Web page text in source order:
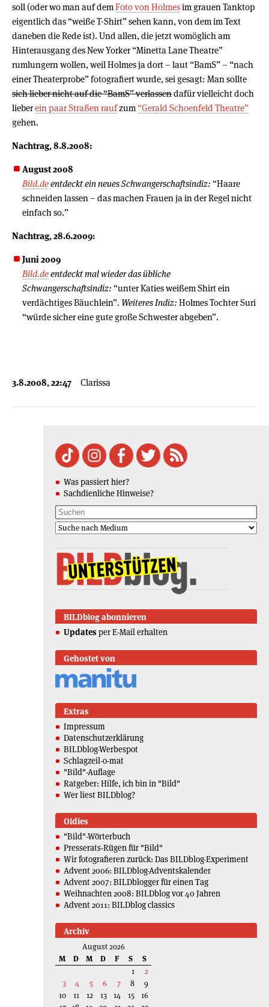
soll (oder wo man auf demFoto von Holmesim grauen Tanktop
eigentlich das “weiße T-Shirt” sehen kann, von dem im Text
daneben die Rede ist). Und allen, die jetzt womöglich am
Hinterausgang des New Yorker “Minetta Lane Theatre”
rumlungern wollen, weil Holmes ja dort – laut “BamS” – “nach
einer Theaterprobe” fotografiert wurde, sei gesagt: Man sollte
sich lieber nicht auf die “BamS” verlassendafür vielleicht doch
lieberein paar Straßen raufzum “Gerald Schoenfeld Theatre”
gehen.
Nachtrag, 8.8.2008:
August 2008
Bild.deentdeckt ein neues Schwangerschaftsindiz: “Haare
schneiden lassen – das machen Frauen ja in der Regel nicht
einfach so.”
Nachtrag, 28.6.2009:
Juni 2009
Bild.deentdeckt mal wieder das übliche
Schwangerschaftsindiz: “unter Katies weißem Shirt ein
verdächtiges Bäuchlein”. Weiteres Indiz: Holmes Tochter Suri
“würde sicher eine gute große Schwester abgeben”.
3.8.2008, 22:47 Clarissa
Was passiert hier?
Sachdienliche Hinweise?
BILDblog abonnieren
Updates per E-Mail erhalten
Gehostet von
Extras
Impressum
Datenschutzerklärung
BILDblog-Werbespot
Schlagzeil-o-mat
"Bild"-Auflage
Ratgeber: Hilfe, ich bin in "Bild"
Wer liest BILDblog?
Oldies
"Bild"-Wörterbuch
Presserats-Rügen für "Bild"
Wir fotografieren zurück: Das BILDblog-Experiment
Advent 2006: BILDblog-Adventskalender
Advent 2007: BILDblogger für einen Tag
Weihnachten 2008: BILDblog vor 40 Jahren
Advent 2011: BILDblog classics
Archiv
August 2026
M
D M D F S
S
1
2
3
4 5 6 7 8
9
10
11 12 13 14 15
16